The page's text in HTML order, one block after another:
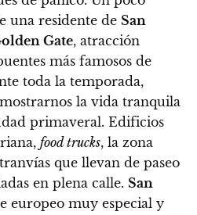
una residente de San
Gate, atracción
más famosos de
toda la temporada,
la vida tranquila
primaveral. Edificios
food trucks, la zona
que llevan de paseo
en plena calle. San
europeo muy especial y